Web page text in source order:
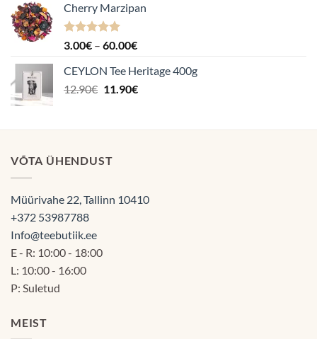
Cherry Marzipan
Hinnanguga
3.00€ – 60.00€Hinnavahemik:
kuni
60.00€
CEYLON Tee Heritage 400g
12.90€ Algne
12.90€.
11.90€Praegune
11.90€.
VÕTA ÜHENDUST
Müürivahe 22, Tallinn 10410
+372 53987788
Info@teebutiik.ee
E - R: 10:00 - 18:00
L: 10:00 - 16:00
P: Suletud
MEIST